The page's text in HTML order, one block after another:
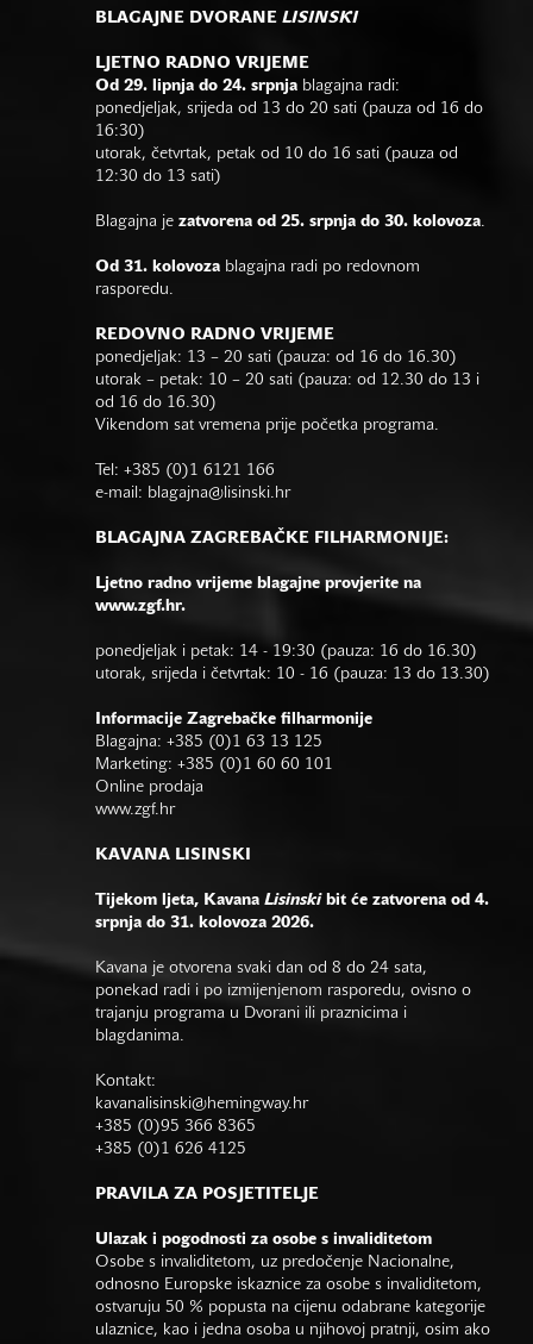
BLAGAJNE DVORANE LISINSKI
LJETNO RADNO VRIJEME
Od 29. lipnja do 24. srpnja blagajna radi:
ponedjeljak, srijeda od 13 do 20 sati (pauza od 16 do
16:30)
utorak, četvrtak, petak od 10 do 16 sati (pauza od
12:30 do 13 sati)
Blagajna je zatvorena od 25. srpnja do 30. kolovoza.
Od 31. kolovoza blagajna radi po redovnom
rasporedu.
REDOVNO RADNO VRIJEME
ponedjeljak: 13 – 20 sati (pauza: od 16 do 16.30)
utorak – petak: 10 – 20 sati (pauza: od 12.30 do 13 i
od 16 do 16.30)
Vikendom sat vremena prije početka programa.
Tel: +385 (0)1 6121 166
e-mail: blagajna@lisinski.hr
BLAGAJNA ZAGREBAČKE FILHARMONIJE:
Ljetno radno vrijeme blagajne provjerite na
www.zgf.hr.
ponedjeljak i petak: 14 - 19:30 (pauza: 16 do 16.30)
utorak, srijeda i četvrtak: 10 - 16 (pauza: 13 do 13.30)
Informacije Zagrebačke filharmonije
Blagajna: +385 (0)1 63 13 125
Marketing: +385 (0)1 60 60 101
Online prodaja
www.zgf.hr
KAVANA LISINSKI
Tijekom ljeta, Kavana Lisinski bit će zatvorena od 4.
srpnja do 31. kolovoza 2026.
Kavana je otvorena svaki dan od 8 do 24 sata,
ponekad radi i po izmijenjenom rasporedu, ovisno o
trajanju programa u Dvorani ili praznicima i
blagdanima.
Kontakt:
kavanalisinski@hemingway.hr
+385 (0)95 366 8365
+385 (0)1 626 4125
PRAVILA ZA POSJETITELJE
Ulazak i pogodnosti za osobe s invaliditetom
Osobe s invaliditetom, uz predočenje Nacionalne,
odnosno Europske iskaznice za osobe s invaliditetom,
ostvaruju 50 % popusta na cijenu odabrane kategorije
ulaznice, kao i jedna osoba u njihovoj pratnji, osim ako